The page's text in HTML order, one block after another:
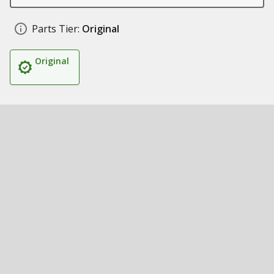
Parts Tier: Original
Original